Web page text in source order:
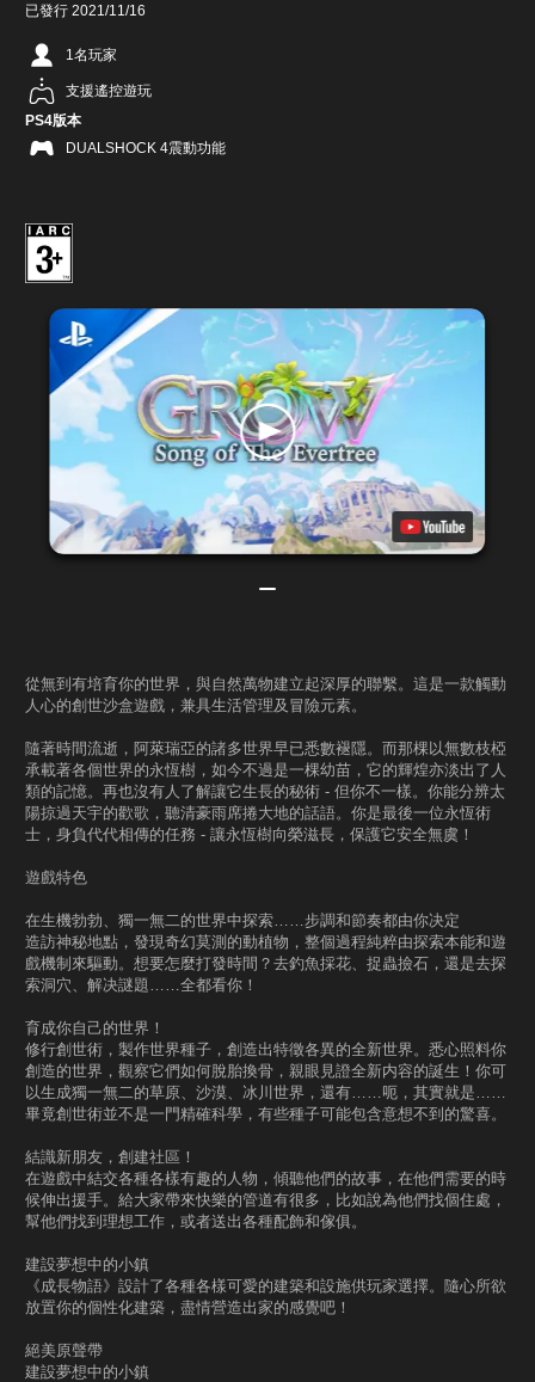
已發行 2021/11/16
1名玩家
支援遙控遊玩
PS4版本
DUALSHOCK 4震動功能
從無到有培育你的世界，與自然萬物建立起深厚的聯繫。這是一款觸動
人心的創世沙盒遊戲，兼具生活管理及冒險元素。
隨著時間流逝，阿萊瑞亞的諸多世界早已悉數褪隱。而那棵以無數枝椏
承載著各個世界的永恆樹，如今不過是一棵幼苗，它的輝煌亦淡出了人
類的記憶。再也沒有人了解讓它生長的秘術 - 但你不一樣。你能分辨太
陽掠過天宇的歡歌，聽清豪雨席捲大地的話語。你是最後一位永恆術
士，身負代代相傳的任務 - 讓永恆樹向榮滋長，保護它安全無虞！
遊戲特色
在生機勃勃、獨一無二的世界中探索……步調和節奏都由你决定
造訪神秘地點，發現奇幻莫測的動植物，整個過程純粹由探索本能和遊
戲機制來驅動。想要怎麼打發時間？去釣魚採花、捉蟲撿石，還是去探
索洞穴、解决謎題……全都看你！
育成你自己的世界！
修行創世術，製作世界種子，創造出特徵各異的全新世界。悉心照料你
創造的世界，觀察它們如何脫胎換骨，親眼見證全新内容的誕生！你可
以生成獨一無二的草原、沙漠、冰川世界，還有……呃，其實就是……
畢竟創世術並不是一門精確科學，有些種子可能包含意想不到的驚喜。
結識新朋友，創建社區！
在遊戲中結交各種各樣有趣的人物，傾聽他們的故事，在他們需要的時
候伸出援手。給大家帶來快樂的管道有很多，比如說為他們找個住處，
幫他們找到理想工作，或者送出各種配飾和傢俱。
建設夢想中的小鎮
《成長物語》設計了各種各樣可愛的建築和設施供玩家選擇。隨心所欲
放置你的個性化建築，盡情營造出家的感覺吧！
絕美原聲帶
建設夢想中的小鎮